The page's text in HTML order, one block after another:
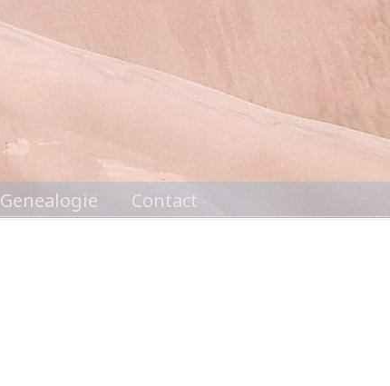
Genealogie Contact